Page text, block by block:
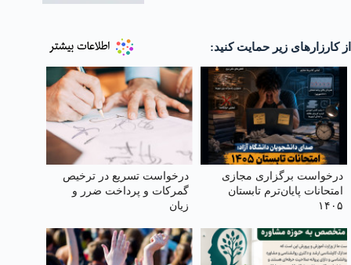
از کارزارهای زیر حمایت کنید:
درخواست برگزاری مجازی
امتحانات پایان‌ترم تابستان
۱۴۰۵
درخواست تسریع در ترخیص
گمرکات و پرداخت ضرر و
زیان